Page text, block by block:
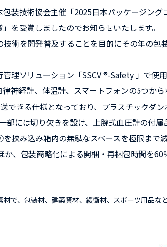
装技術協会主催「2025日本パッケージン
を受賞しましたのでお知らせいたします。
術を開発普及することを目的にその年の包
理ソリューション「SSCV ®-Safety 」で
神経計、体温計、スマートフォンの5つか
できる仕様となっており、プラスチックダ
部には切り欠きを設け、上腕式血圧計の
挟み込み箱内の無駄なスペースを極限まで
、包装簡略化による開梱・再梱包時間を
で、包装材、建築資材、緩衝材、スポーツ用品な